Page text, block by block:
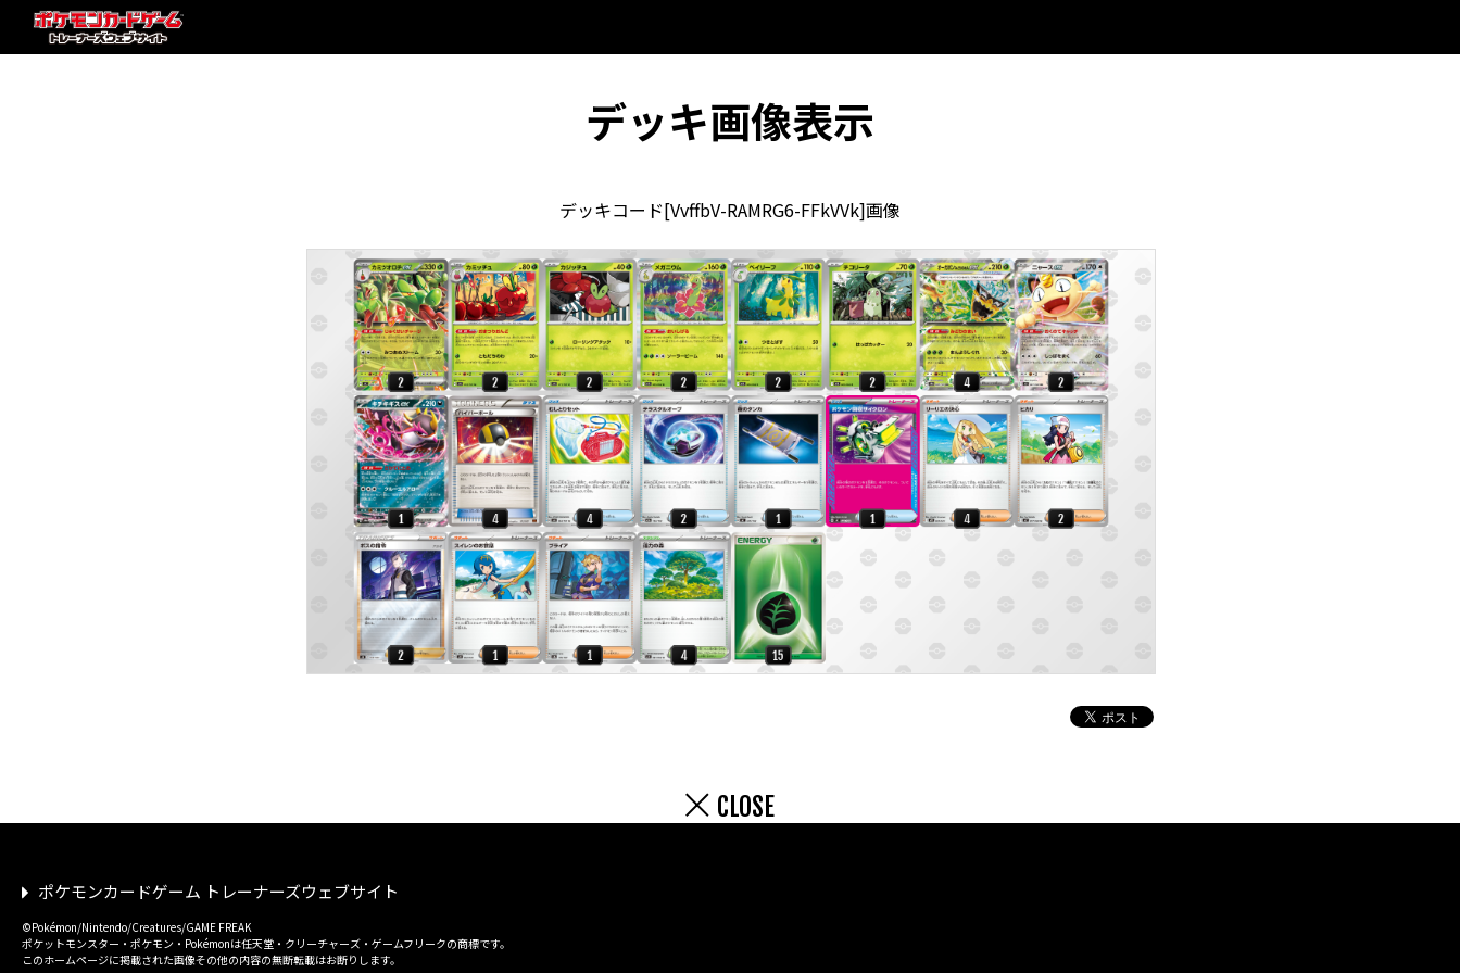
デッキ画像表示
デッキコード[VvffbV-RAMRG6-FFkVVk]画像
CLOSE
ポケモンカードゲーム トレーナーズウェブサイト
©Pokémon/Nintendo/Creatures/GAME FREAK
ポケットモンスター・ポケモン・Pokémonは任天堂・クリーチャーズ・ゲームフリークの商標です。
このホームページに掲載された画像その他の内容の無断転載はお断りします。